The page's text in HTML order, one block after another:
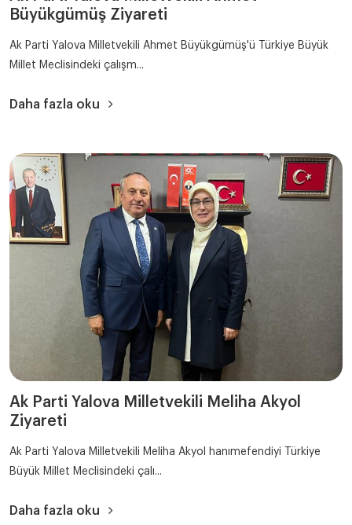
Büyükgümüş Ziyareti
Ak Parti Yalova Milletvekili Ahmet Büyükgümüş'ü Türkiye Büyük
Millet Meclisindeki çalışm...
Daha fazla oku
Ak Parti Yalova Milletvekili Meliha Akyol
Ziyareti
Ak Parti Yalova Milletvekili Meliha Akyol hanımefendiyi Türkiye
Büyük Millet Meclisindeki çalı...
Daha fazla oku